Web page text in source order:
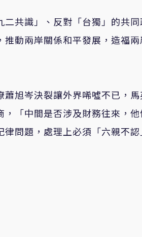
共識」、反對「台獨」的共
動兩岸關係和平發展，造福
旭岑決裂讓外界唏噓不已，
「中間是否涉及財務往來，
問題，處理上必須「六親不認